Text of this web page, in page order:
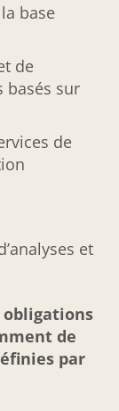
base
de
basés sur
de
et
obligations
de
par